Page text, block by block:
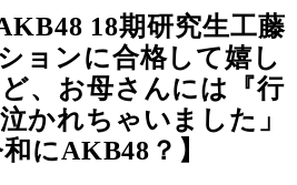
18期研究生工藤
ョンに合格して嬉し
、お母さんには『行
かれちゃいました」
にAKB48？】